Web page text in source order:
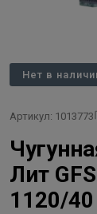
Нет в
Артикул: 1013773
Лит
1120/